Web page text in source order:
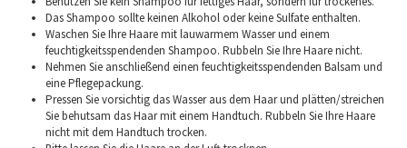
Das Shampoo sollte keinen Alkohol oder keine Sulfate enthalten.
Waschen Sie Ihre Haare mit lauwarmem Wasser und einem
feuchtigkeitsspendenden Shampoo. Rubbeln Sie Ihre Haare nicht.
Nehmen Sie anschließend einen feuchtigkeitsspendenden Balsam und
eine Pflegepackung.
Pressen Sie vorsichtig das Wasser aus dem Haar und plätten/streichen
Sie behutsam das Haar mit einem Handtuch. Rubbeln Sie Ihre Haare
nicht mit dem Handtuch trocken.